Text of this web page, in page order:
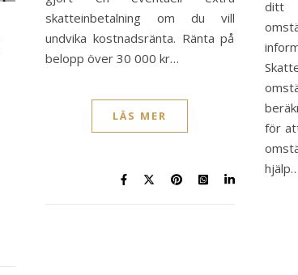
skatteinbetalning om du vill
undvika kostnadsränta. Ränta på
belopp över 30 000 kr…
LÄS MER
ditt
för
hjälp…